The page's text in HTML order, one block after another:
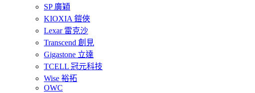
SP 廣穎
KIOXIA 鎧俠
Lexar 雷克沙
Transcend 創見
Gigastone 立達
TCELL 冠元科技
Wise 裕拓
OWC